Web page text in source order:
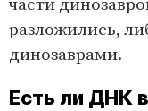
части
разложились,
динозаврами.
Есть ли ДНК